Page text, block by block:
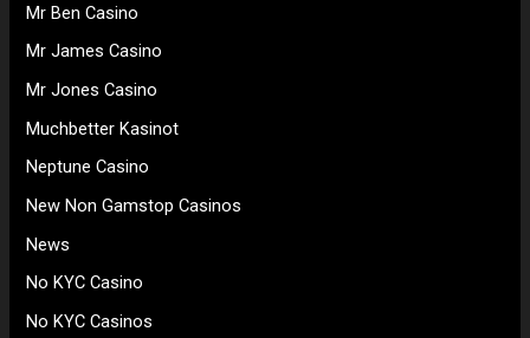
Mr Ben Casino
Mr James Casino
Mr Jones Casino
Muchbetter Kasinot
Neptune Casino
New Non Gamstop Casinos
News
No KYC Casino
No KYC Casinos